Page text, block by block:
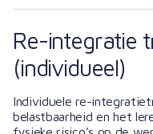
Re-integratie
(individueel)
Individuele re-
belastbaarheid en het